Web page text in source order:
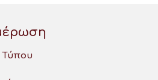
Τύπου